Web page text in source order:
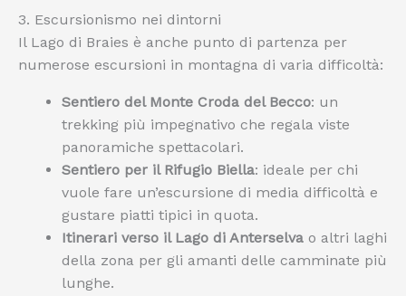
3. Escursionismo nei dintorni
Il Lago di Braies è anche punto di partenza per
numerose escursioni in montagna di varia difficoltà:
Sentiero del Monte Croda del Becco: un
trekking più impegnativo che regala viste
panoramiche spettacolari.
Sentiero per il Rifugio Biella: ideale per chi
vuole fare un’escursione di media difficoltà e
gustare piatti tipici in quota.
Itinerari verso il Lago di Anterselva o altri laghi
della zona per gli amanti delle camminate più
lunghe.